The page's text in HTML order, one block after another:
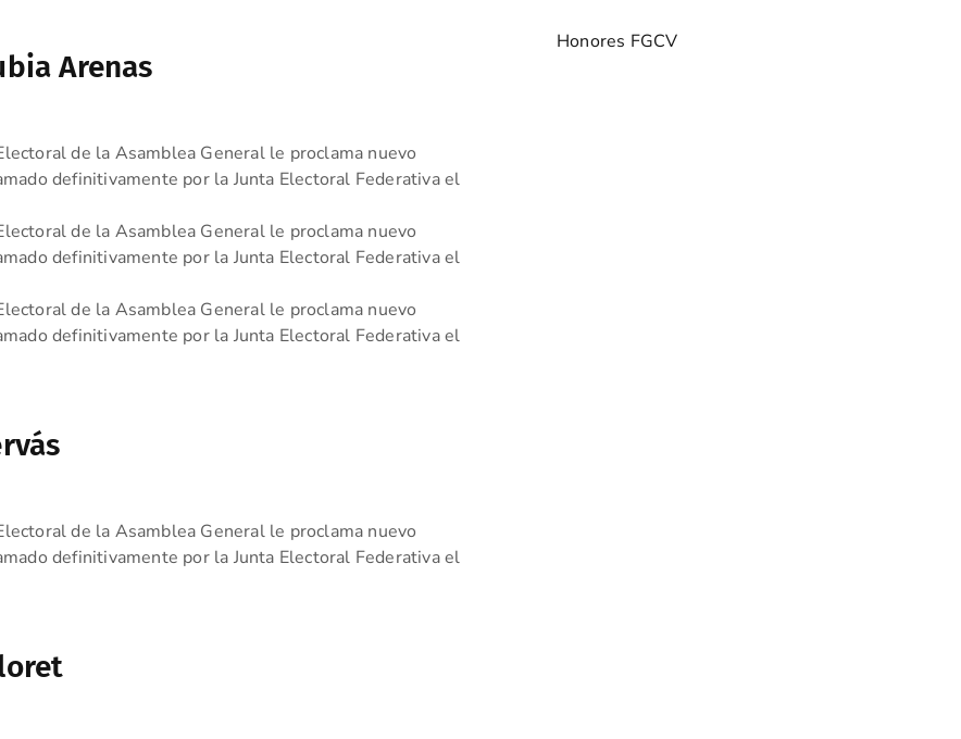
Arenas
de la Asamblea General le proclama nuevo
definitivamente por la Junta Electoral Federativa el
de la Asamblea General le proclama nuevo
definitivamente por la Junta Electoral Federativa el
de la Asamblea General le proclama nuevo
definitivamente por la Junta Electoral Federativa el
de la Asamblea General le proclama nuevo
definitivamente por la Junta Electoral Federativa el
Honores FGCV